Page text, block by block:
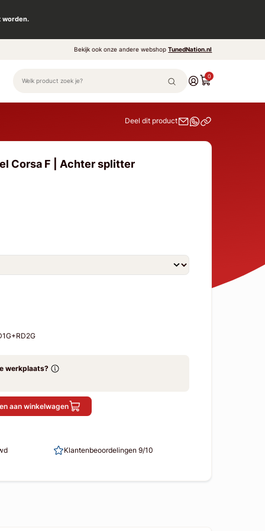
worden.
Bekijk ook onze andere webshopTunedNation.nl
0
Deel dit product
Corsa F | Achter splitter
werkplaats?
aan winkelwagen
Klantenbeoordelingen 9/10